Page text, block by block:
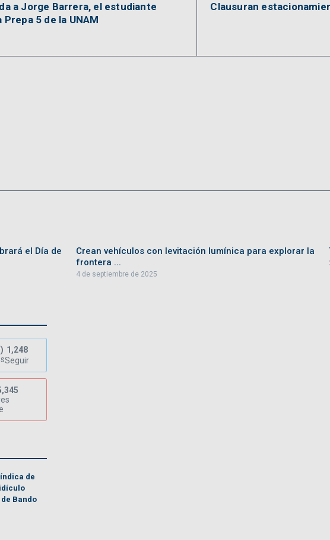
a Jorge Barrera, el estudiante
5 de la UNAM
Clausuran
el Día de
Crean vehículos con levitación lumínica para explorar la
frontera ...
4 de septiembre de 2025
1,248
Seguir
de
Bando